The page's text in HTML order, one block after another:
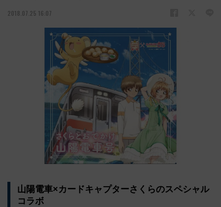
2018.07.25 16:07
山陽電車×カードキャプターさくらのスペシャル
コラボ